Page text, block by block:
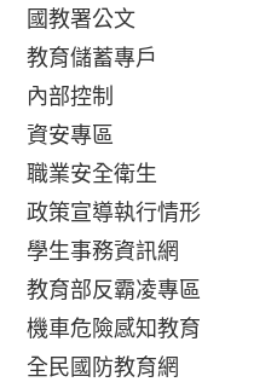
國教署公文
教育儲蓄專戶
內部控制
資安專區
職業安全衛生
政策宣導執行情形
學生事務資訊網
教育部反霸凌專區
機車危險感知教育
全民國防教育網